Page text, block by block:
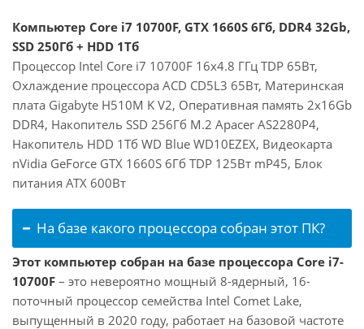
Компьютер Core i7 10700F, GTX 1660S 6Гб, DDR4 32Gb,
SSD 250Гб + HDD 1Тб
Процессор Intel Core i7 10700F 16x4.8 ГГц TDP 65Вт,
Охлаждение процессора ACD CD5L3 65Вт, Материнская
плата Gigabyte H510M K V2, Оперативная память 2x16Gb
DDR4, Накопитель SSD 256Гб M.2 Apacer AS2280P4,
Накопитель HDD 1Тб WD Blue WD10EZEX, Видеокарта
nVidia GeForce GTX 1660S 6Гб TDP 125Вт mP45, Блок
питания ATX 600Вт
На базе какого процессора собран этот ПК?
Этот компьютер собран на базе процессора Core i7-
10700F – это невероятно мощный 8-ядерный, 16-
поточный процессор семейства Intel Comet Lake,
выпущенный в 2020 году, работает на базовой частоте